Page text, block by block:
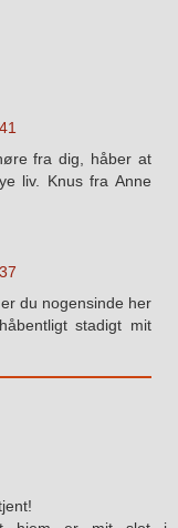
fra dig, håber at
liv. Knus fra Anne
du nogensinde her
stadigt mit